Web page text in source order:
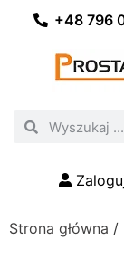
+48 796
Strona główna /